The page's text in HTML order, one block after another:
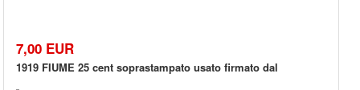
7,00 EUR
1919 FIUME 25 cent soprastampato usato firmato dal